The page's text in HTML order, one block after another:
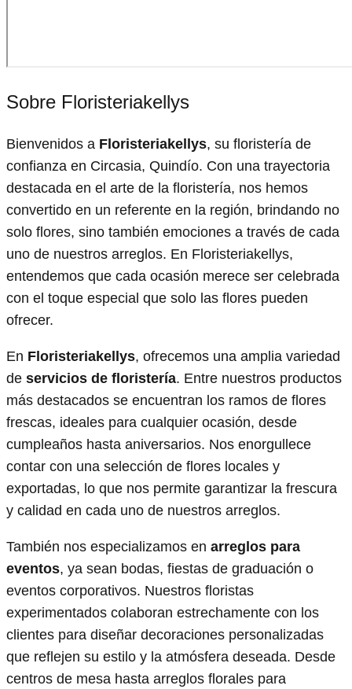
Sobre Floristeriakellys
Bienvenidos a Floristeriakellys, su floristería de
confianza en Circasia, Quindío. Con una trayectoria
destacada en el arte de la floristería, nos hemos
convertido en un referente en la región, brindando no
solo flores, sino también emociones a través de cada
uno de nuestros arreglos. En Floristeriakellys,
entendemos que cada ocasión merece ser celebrada
con el toque especial que solo las flores pueden
ofrecer.
En Floristeriakellys, ofrecemos una amplia variedad
de servicios de floristería. Entre nuestros productos
más destacados se encuentran los ramos de flores
frescas, ideales para cualquier ocasión, desde
cumpleaños hasta aniversarios. Nos enorgullece
contar con una selección de flores locales y
exportadas, lo que nos permite garantizar la frescura
y calidad en cada uno de nuestros arreglos.
También nos especializamos en arreglos para
eventos, ya sean bodas, fiestas de graduación o
eventos corporativos. Nuestros floristas
experimentados colaboran estrechamente con los
clientes para diseñar decoraciones personalizadas
que reflejen su estilo y la atmósfera deseada. Desde
centros de mesa hasta arreglos florales para